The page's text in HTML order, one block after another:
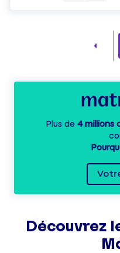
Plus de 4 millions
Découvrez